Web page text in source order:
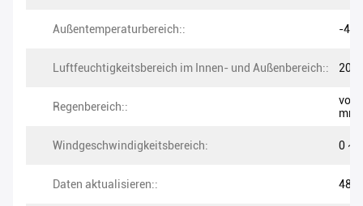
Außentemperaturbereich:: -40
Luftfeuchtigkeitsbereich im Innen- und Außenbereich:: 20%
Regenbereich::
von
mm
Windgeschwindigkeitsbereich: 0 ~
Daten aktualisieren:: 48er